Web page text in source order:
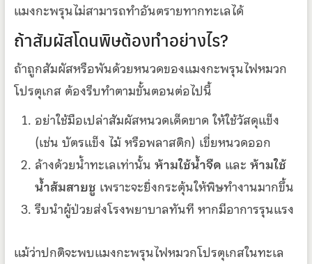
แมงกะพรุนไม่สามารถทำอันตรายทากทะเลได้
ถ้าสัมผัสโดนพิษต้องทำอย่างไร?
ถ้าถูกสัมผัสหรือพันด้วยหนวดของแมงกะพรุนไฟหมวก
โปรตุเกส ต้องรีบทำตามขั้นตอนต่อไปนี้
อย่าใช้มือเปล่าสัมผัสหนวดเด็ดขาด ให้ใช้วัสดุแข็ง
(เช่น บัตรแข็ง ไม้ หรือพลาสติก) เขี่ยหนวดออก
ล้างด้วยน้ำทะเลเท่านั้น ห้ามใช้น้ำจืด และ ห้ามใช้
น้ำส้มสายชู เพราะจะยิ่งกระตุ้นให้พิษทำงานมากขึ้น
รีบนำผู้ป่วยส่งโรงพยาบาลทันที หากมีอาการรุนแรง
แม้ว่าปกติจะพบแมงกะพรุนไฟหมวกโปรตุเกสในทะเล